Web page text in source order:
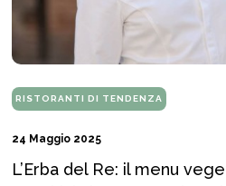
RISTORANTI DI TENDENZA
24 Maggio 2025
L’Erba del Re: il menu